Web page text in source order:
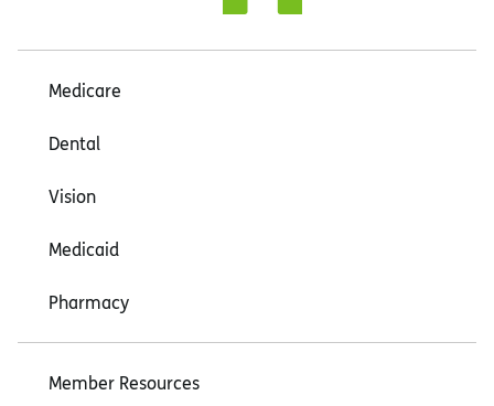
Medicare
Dental
Vision
Medicaid
Pharmacy
Member Resources